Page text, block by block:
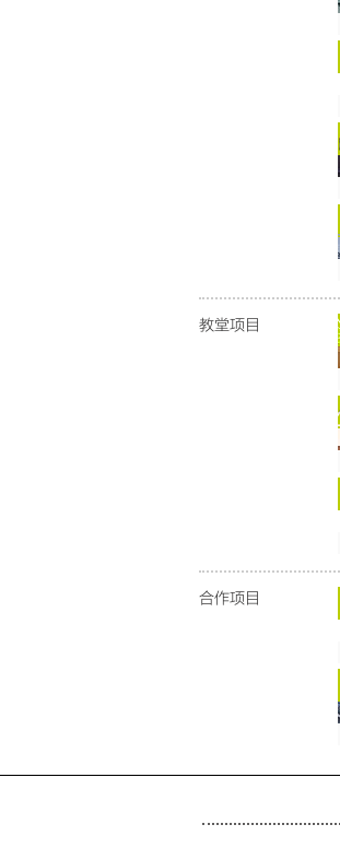
教堂项目
合作项目